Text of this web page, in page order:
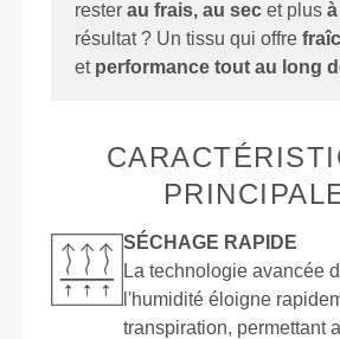
resterau frais, au sec et plus
résultat ? Un tissu qui offre
et performance tout au long
SÉCHAGE RAPIDE
La technologie avancée
l'humidité éloigne
transpiration, permettant